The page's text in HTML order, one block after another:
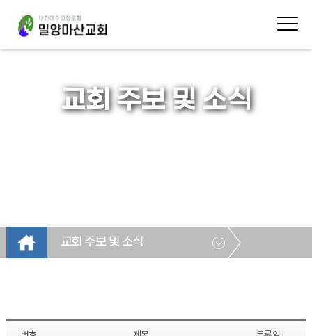
교회 주보 및 소식
교회 주보 및 소식